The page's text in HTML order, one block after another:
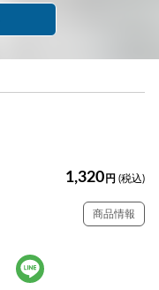
1,320 円 (税込)
商品情報